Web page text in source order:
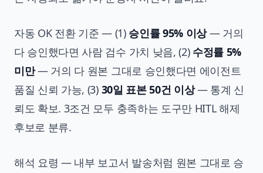
자동 OK 전환 기준 — (1) 승인률 95% 이상— 거의
다 승인했다면 사람 검수 가치 낮음, (2) 수정률 5%
미만— 거의 다 원본 그대로 승인했다면 에이전트
품질 신뢰 가능, (3) 30일 표본 50건 이상— 통계 신
뢰도 확보. 3조건 모두 충족하는 도구만 HITL 해제
후보로 분류.
해석 요령 — 내부 보고서 발송처럼 원본 그대로 승